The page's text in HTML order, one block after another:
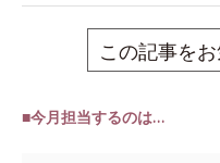
この記事を
■今月担当するのは…